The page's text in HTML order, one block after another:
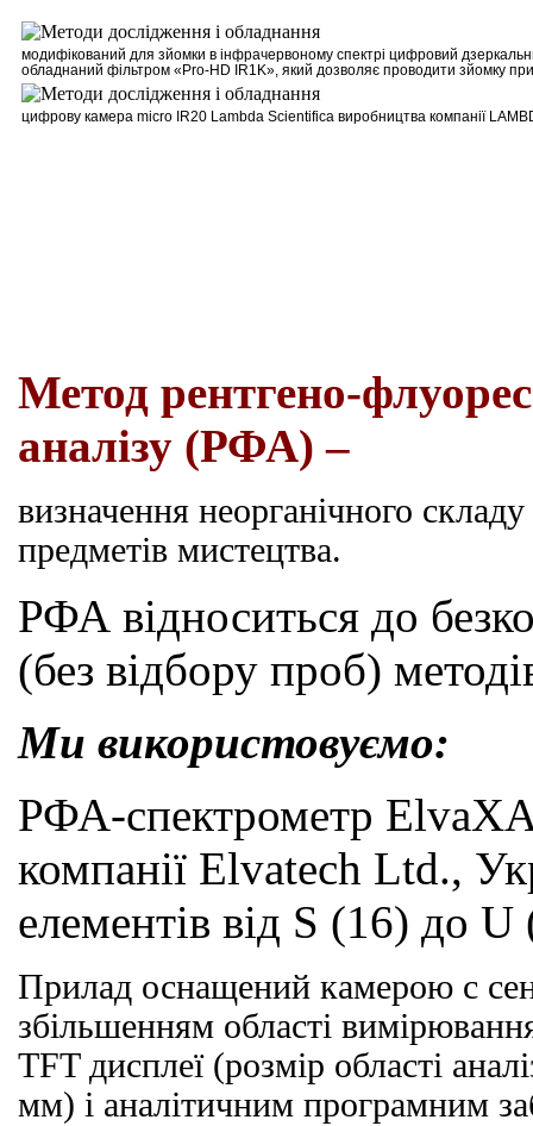
модифікований для зйомки в інфрачервоному спектрі цифровий
обладнаний фільтром «Pro-HD IR1K», який дозволяє проводити зйомку
цифрову камера micro IR20 Lambda Scientifica виробництва компанії
Метод рентгено-
аналізу (РФА) –
визначення неорганічного
предметів мистецтва.
РФА відноситься до
(без відбору проб)
Ми використовуємо:
РФА-спектрометр
компанії Elvatech Ltd.,
елементів від S (16) до U
Прилад оснащений камерою c
збільшенням області
TFTдисплеї (розмір області
мм) і аналітичним програмним